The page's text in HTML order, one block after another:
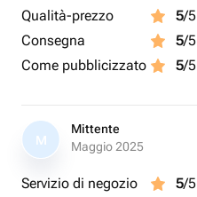
Qualità-prezzo
5/5
Consegna
5/5
Come pubblicizzato
5/5
M
Mittente
Maggio 2025
Servizio di negozio 5/5